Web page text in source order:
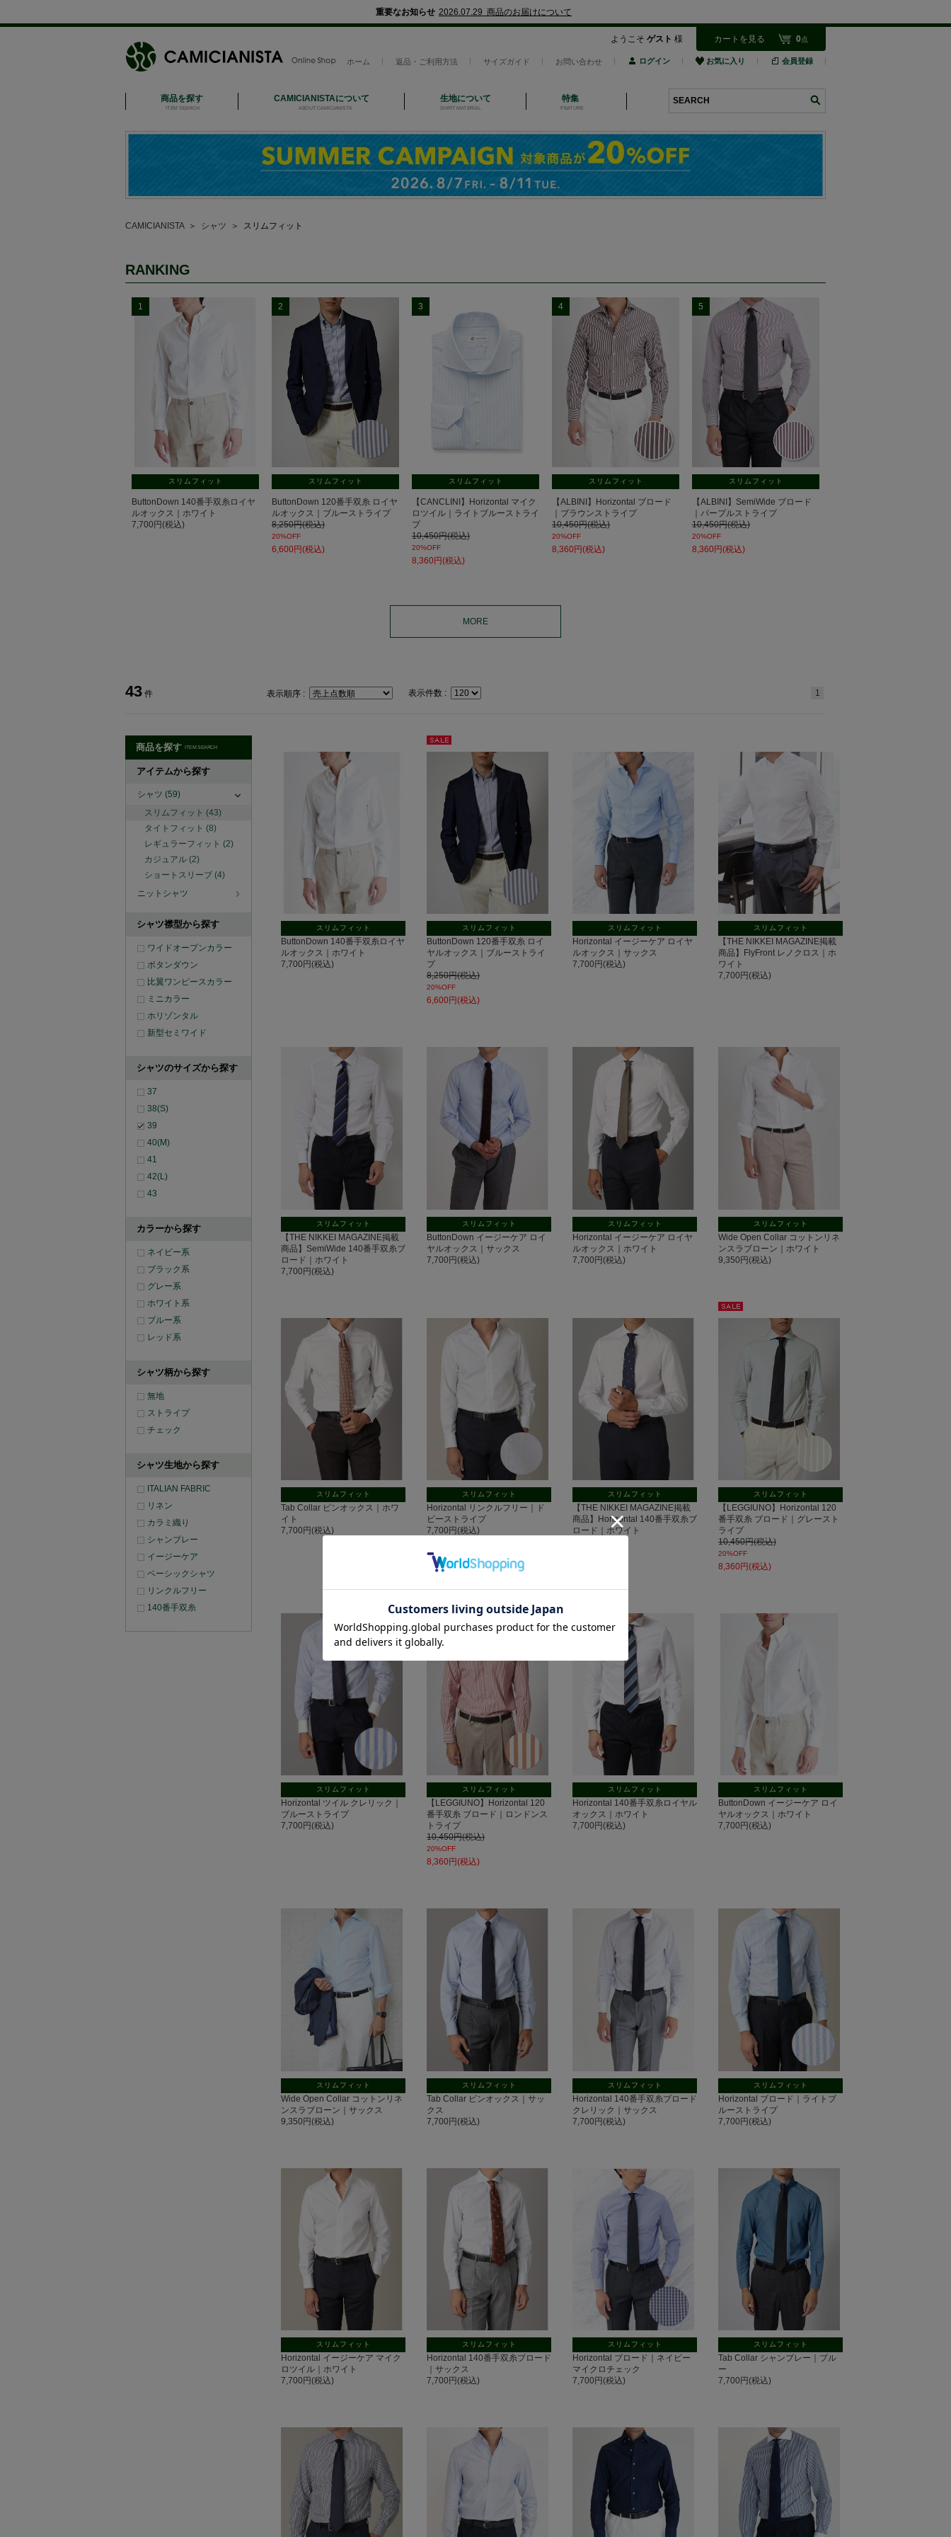
重要なお知らせ 2026.07.29 商品のお届けについて
ようこそ ゲスト 様 カートを見る 0点
ホーム 返品・ご利用方法 サイズガイド お問い合わせ ログイン お気に入り 会員登録
商品を探す
ITEM SEARCH
CAMICIANISTAについて
ABOUT CAMICIANISTA
生地について
SHIRT MATERIAL
特集
FEATURE
CAMICIANISTA＞ シャツ ＞ スリムフィット
RANKING
1
スリムフィット
ButtonDown 140番手双糸ロイヤ
ルオックス｜ホワイト
7,700円(税込)
2
スリムフィット
ButtonDown 120番手双糸 ロイヤ
ルオックス｜ブルーストライプ
8,250円(税込)
20%OFF
6,600円(税込)
3
スリムフィット
【CANCLINI】Horizontal マイク
ロツイル｜ライトブルーストライ
プ
10,450円(税込)
20%OFF
8,360円(税込)
4
スリムフィット
【ALBINI】Horizontal ブロード
｜ブラウンストライプ
10,450円(税込)
20%OFF
8,360円(税込)
5
スリムフィット
【ALBINI】SemiWide ブロード
｜パープルストライプ
10,450円(税込)
20%OFF
8,360円(税込)
MORE
43 件 表示順序 : 表示件数 : 1
商品を探す ITEM SEARCH
アイテムから探す
シャツ (59)
スリムフィット (43)
タイトフィット (8)
レギュラーフィット (2)
カジュアル (2)
ショートスリーブ (4)
ニットシャツ
シャツ襟型から探す
ワイドオープンカラー
ボタンダウン
比翼ワンピースカラー
ミニカラー
ホリゾンタル
新型セミワイド
シャツのサイズから探す
37
38(S)
39
40(M)
41
42(L)
43
カラーから探す
ネイビー系
ブラック系
グレー系
ホワイト系
ブルー系
レッド系
シャツ柄から探す
無地
ストライプ
チェック
シャツ生地から探す
ITALIAN FABRIC
リネン
カラミ織り
シャンブレー
イージーケア
ベーシックシャツ
リンクルフリー
140番手双糸
スリムフィット
ButtonDown 140番手双糸ロイヤ
ルオックス｜ホワイト
7,700円(税込)
セー
スリムフィット
ButtonDown 120番手双糸 ロイ
ヤルオックス｜ブルーストライ
プ
8,250円(税込)
20%OFF
6,600円(税込)
スリムフィット
Horizontal イージーケア ロイヤ
ルオックス｜サックス
7,700円(税込)
スリムフィット
【THE NIKKEI MAGAZINE掲載
商品】FlyFront レノクロス｜ホ
ワイト
7,700円(税込)
スリムフィット
【THE NIKKEI MAGAZINE掲載
商品】SemiWide 140番手双糸ブ
ロード｜ホワイト
7,700円(税込)
スリムフィット
ButtonDown イージーケア ロイ
ヤルオックス｜サックス
7,700円(税込)
スリムフィット
Horizontal イージーケア ロイヤ
ルオックス｜ホワイト
7,700円(税込)
スリムフィット
Wide Open Collar コットンリネ
ンスラブローン｜ホワイト
9,350円(税込)
スリムフィット
Tab Collar ピンオックス｜ホワ
イト
7,700円(税込)
スリムフィット
Horizontal リンクルフリー｜ド
ビーストライプ
7,700円(税込)
スリムフィット
【THE NIKKEI MAGAZINE掲載
商品】Horizontal 140番手双糸ブ
ロード｜ホワイト
セー
スリムフィット
【LEGGIUNO】Horizontal 120
番手双糸 ブロード｜グレースト
ライプ
10,450円(税込)
20%OFF
8,360円(税込)
スリムフィット
Horizontal ツイル クレリック｜
ブルーストライプ
7,700円(税込)
セー
ル
スリムフィット
【LEGGIUNO】Horizontal 120
番手双糸 ブロード｜ロンドンス
トライプ
10,450円(税込)
20%OFF
8,360円(税込)
スリムフィット
Horizontal 140番手双糸ロイヤル
オックス｜ホワイト
7,700円(税込)
スリムフィット
ButtonDown イージーケア ロイ
ヤルオックス｜ホワイト
7,700円(税込)
スリムフィット
Wide Open Collar コットンリネ
ンスラブローン｜サックス
9,350円(税込)
スリムフィット
Tab Collar ピンオックス｜サッ
クス
7,700円(税込)
スリムフィット
Horizontal 140番手双糸ブロード
クレリック｜サックス
7,700円(税込)
スリムフィット
Horizontal ブロード｜ライトブ
ルーストライプ
7,700円(税込)
スリムフィット
Horizontal イージーケア マイク
ロツイル｜ホワイト
7,700円(税込)
スリムフィット
Horizontal 140番手双糸ブロード
｜サックス
7,700円(税込)
スリムフィット
Horizontal ブロード｜ネイビー
マイクロチェック
7,700円(税込)
スリムフィット
Tab Collar シャンブレー｜ブル
ー
7,700円(税込)